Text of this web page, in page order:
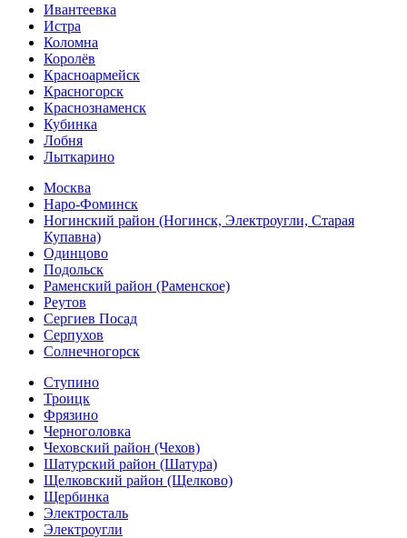
Ивантеевка
Истра
Коломна
Королёв
Красноармейск
Красногорск
Краснознаменск
Кубинка
Лобня
Лыткарино
Москва
Наро-Фоминск
Ногинский район (Ногинск, Электроугли, Старая
Купавна)
Одинцово
Подольск
Раменский район (Раменское)
Реутов
Сергиев Посад
Серпухов
Солнечногорск
Ступино
Троицк
Фрязино
Черноголовка
Чеховский район (Чехов)
Шатурский район (Шатура)
Щелковский район (Щелково)
Щербинка
Электросталь
Электроугли